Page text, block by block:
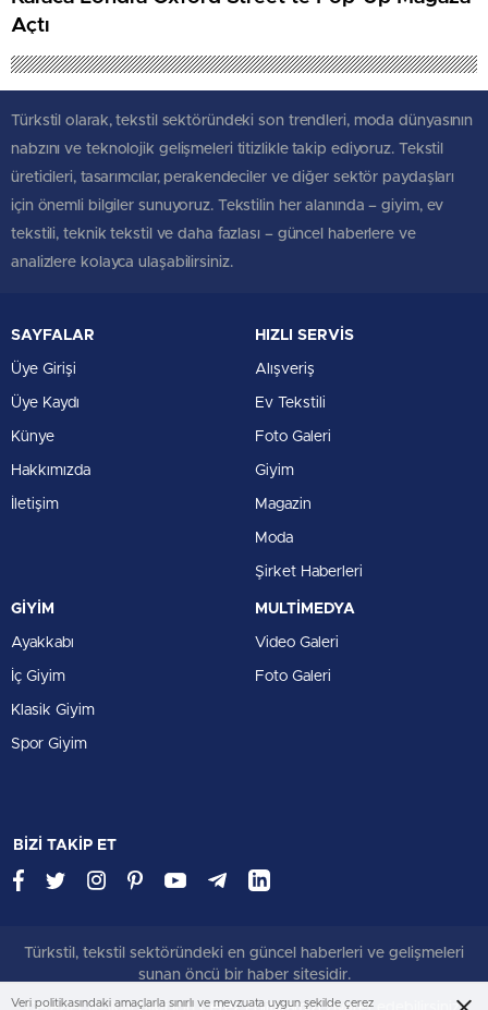
Açtı
Türkstil olarak, tekstil sektöründeki son trendleri, moda dünyasının
nabzını ve teknolojik gelişmeleri titizlikle takip ediyoruz. Tekstil
üreticileri, tasarımcılar, perakendeciler ve diğer sektör paydaşları
için önemli bilgiler sunuyoruz. Tekstilin her alanında – giyim, ev
tekstili, teknik tekstil ve daha fazlası – güncel haberlere ve
analizlere kolayca ulaşabilirsiniz.
SAYFALAR
Üye Girişi
Üye Kaydı
Künye
Hakkımızda
İletişim
HIZLI SERVİS
Alışveriş
Ev Tekstili
Foto Galeri
Giyim
Magazin
Moda
Şirket Haberleri
GİYİM
Ayakkabı
İç Giyim
Klasik Giyim
Spor Giyim
MULTİMEDYA
Video Galeri
Foto Galeri
BİZİ TAKİP ET
Türkstil, tekstil sektöründeki en güncel haberleri ve gelişmeleri
sunan öncü bir haber sitesidir.
Veri politikasındaki amaçlarla sınırlı ve mevzuata uygun şekilde çerez